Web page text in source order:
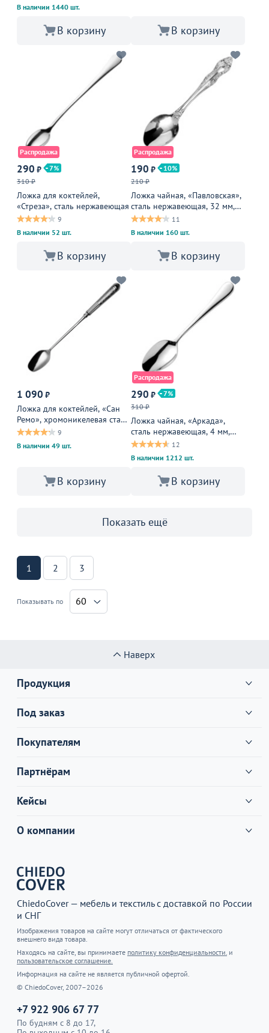
В наличии 1440 шт.
В корзину В корзину
Распродажа
290 ₽
7
310 ₽
Ложка для коктейлей,
«Стреза», сталь нержавеющая
9
В наличии 52 шт.
В корзину
Распродажа
190 ₽
10
210 ₽
Ложка чайная, «Павловская»,
сталь нержавеющая, 32 мм,
металлическая
11
В наличии 160 шт.
В корзину
1 090 ₽
Ложка для коктейлей, «Сан
Ремо», хромоникелевая сталь,
19,5 см, хромированный
9
В наличии 49 шт.
В корзину
Распродажа
290 ₽
7
310 ₽
Ложка чайная, «Аркада»,
сталь нержавеющая, 4 мм,
металлическая
12
В наличии 1212 шт.
В корзину
Показать ещё
1 2 3
Показывать по 60
Наверх
Продукция
Под заказ
Покупателям
Партнёрам
Кейсы
О компании
ChiedoCover — мебель и текстиль с доставкой по России
и СНГ
Изображения товаров на сайте могут отличаться от фактического
внешнего вида товара.
Находясь на сайте, вы принимаете политику конфиденциальности. и
пользовательское соглашение.
Информация на сайте не является публичной офертой.
© ChiedoCover, 2007–2026
+7 922 906 67 77
По будням с 8 до 17,